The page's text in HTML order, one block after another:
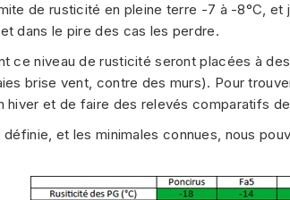
de rusticité en pleine terre -7 à -8°C,
dans le pire des cas les perdre.
ce niveau de rusticité seront placées à
brise vent, contre des murs). Pour
hiver et de faire des relevés comparatifs
définie, et les minimales connues, nous